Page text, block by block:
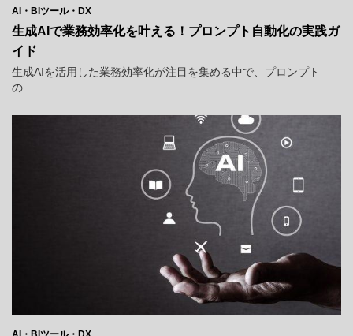
AI・BIツール・DX
生成AIで業務効率化を叶える！プロンプト自動化の実践ガ
イド
生成AIを活用した業務効率化が注目を集める中で、プロンプト
の…